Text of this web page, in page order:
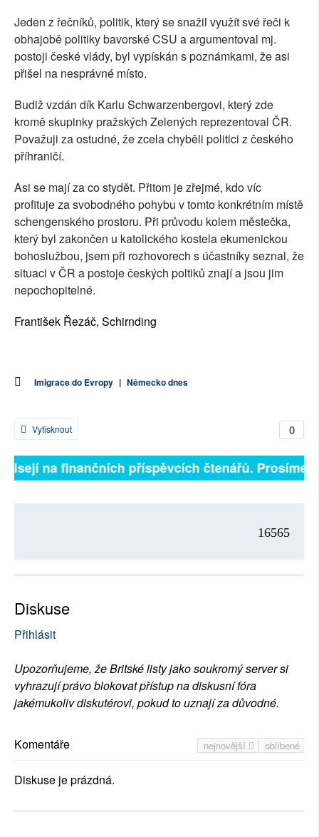
Jeden z řečníků, politik, který se snažil využít své řeči k
obhajobě politiky bavorské CSU a argumentoval mj.
postoji české vlády, byl vypískán s poznámkami, že asi
přišel na nesprávné místo.
Budiž vzdán dík Karlu Schwarzenbergovi, který zde
kromě skupinky pražských Zelených reprezentoval ČR.
Považuji za ostudné, že zcela chyběli politici z českého
příhraničí.
Asi se mají za co stydět. Přitom je zřejmé, kdo víc
profituje za svobodného pohybu v tomto konkrétním místě
schengenského prostoru. Při průvodu kolem městečka,
který byl zakončen u katolického kostela ekumenickou
bohoslužbou, jsem při rozhovorech s účastníky seznal, že
situaci v ČR a postoje českých poltiků znají a jsou jim
nepochopitelné.
František Řezáč, Schirnding
Imigrace do Evropy | Německo dnes
0
Vytisknout
na finančních příspěvcích čtenářů. Prosíme,
16565
Diskuse
Přihlásit
Upozorňujeme, že Britské listy jako soukromý server si
vyhrazují právo blokovat přístup na diskusní fóra
jakémukoliv diskutérovi, pokud to uznají za důvodné.
nejnovější oblíbené
Komentáře
Diskuse je prázdná.